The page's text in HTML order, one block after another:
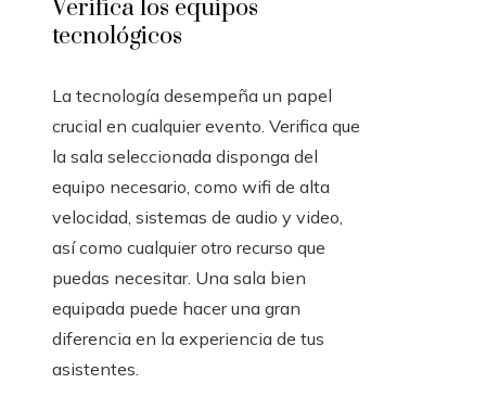
Verifica los equipos
tecnológicos
La tecnología desempeña un papel
crucial en cualquier evento. Verifica que
la sala seleccionada disponga del
equipo necesario, como wifi de alta
velocidad, sistemas de audio y video,
así como cualquier otro recurso que
puedas necesitar. Una sala bien
equipada puede hacer una gran
diferencia en la experiencia de tus
asistentes.